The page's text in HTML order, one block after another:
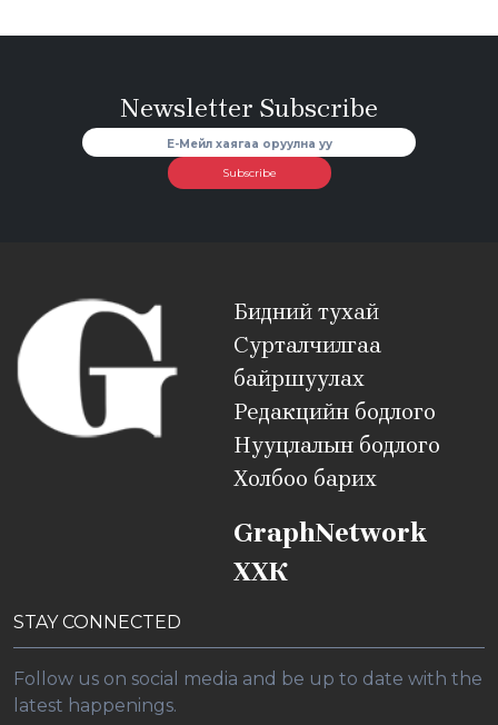
Newsletter Subscribe
Subscribe
Бидний тухай
Сурталчилгаа
байршуулах
Редакцийн бодлого
Нууцлалын бодлого
Холбоо барих
GraphNetwork
ХХК
STAY CONNECTED
Follow us on social media and be up to date with the
latest happenings.